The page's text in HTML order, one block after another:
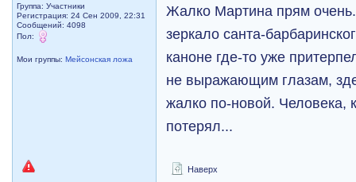
Группа: Участники
Регистрация: 24 Сен 2009, 22:31
Сообщений: 4098
Пол:
Мои группы:Мейсонская ложа
Жалко Мартина прям
зеркало санта-
каноне где-то уже
не выражающим глазам,
жалко по-новой. Человека,
потерял...
Наверх